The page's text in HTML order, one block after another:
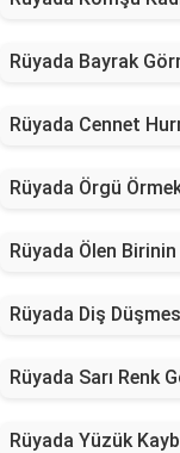
Rüyada Bayrak
Rüyada Cennet
Rüyada Örgü
Rüyada Ölen
Rüyada Diş
Rüyada Sarı Renk
Rüyada Yüzük